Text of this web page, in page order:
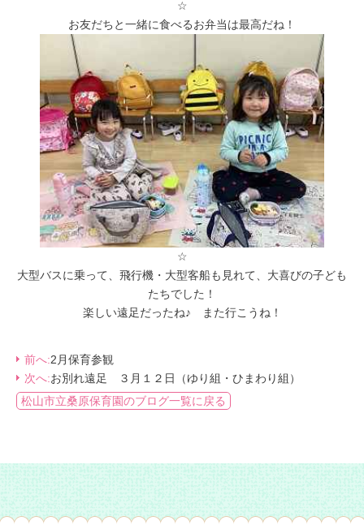
☆
お友だちと一緒に食べるお弁当は最高だね！
☆
大型バスに乗って、飛行機・大型客船も見れて、大喜びの子ども
たちでした！
楽しい遠足だったね♪ また行こうね！
前へ:2月保育参観
次へ:お別れ遠足 ３月１２日（ゆり組・ひまわり組）
松山市立桑原保育園のブログ一覧に戻る